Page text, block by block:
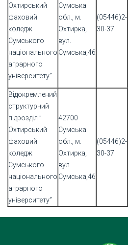
Охтирський
фаховий
коледж
Сумського
національного
аграрного
університету”
Сумська
обл., м.
Охтирка,
вул.
Сумська,46
(05446)2-
30-37
Відокремлений
структурний
підрозділ ”
Охтирський
фаховий
коледж
Сумського
національного
аграрного
університету”
42700
Сумська
обл., м.
Охтирка,
вул.
Сумська,46
(05446)2-
30-37